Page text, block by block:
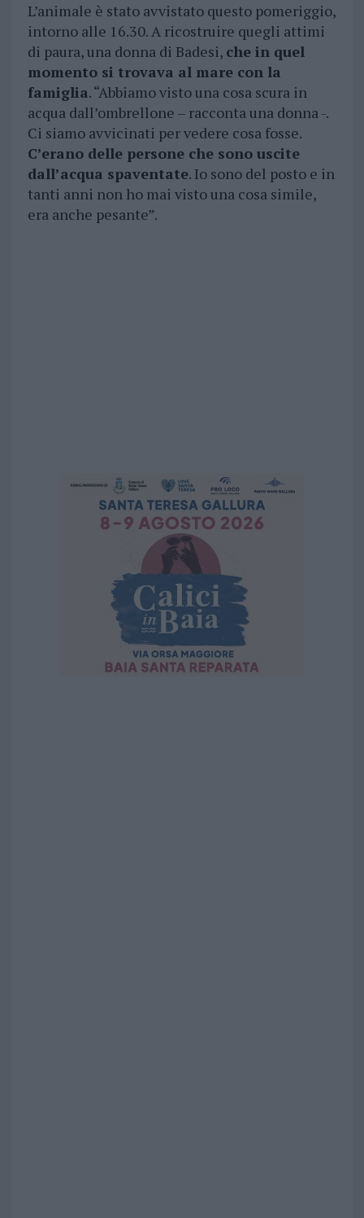
L’animale è stato avvistato questo pomeriggio,
intorno alle 16.30. A ricostruire quegli attimi
di paura, una donna di Badesi, che in quel
momento si trovava al mare con la
famiglia. “Abbiamo visto una cosa scura in
acqua dall’ombrellone – racconta una donna -.
Ci siamo avvicinati per vedere cosa fosse.
C’erano delle persone che sono uscite
dall’acqua spaventate. Io sono del posto e in
tanti anni non ho mai visto una cosa simile,
era anche pesante”.